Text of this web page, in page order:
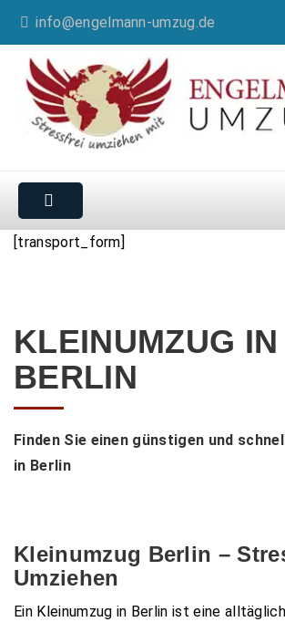
info@engelmann-umzug.de
[transport_form]
KLEINUMZUG IN
BERLIN
Finden Sie einen günstigen und
in Berlin
Kleinumzug Berlin –
Umziehen
Ein Kleinumzug in Berlin ist eine